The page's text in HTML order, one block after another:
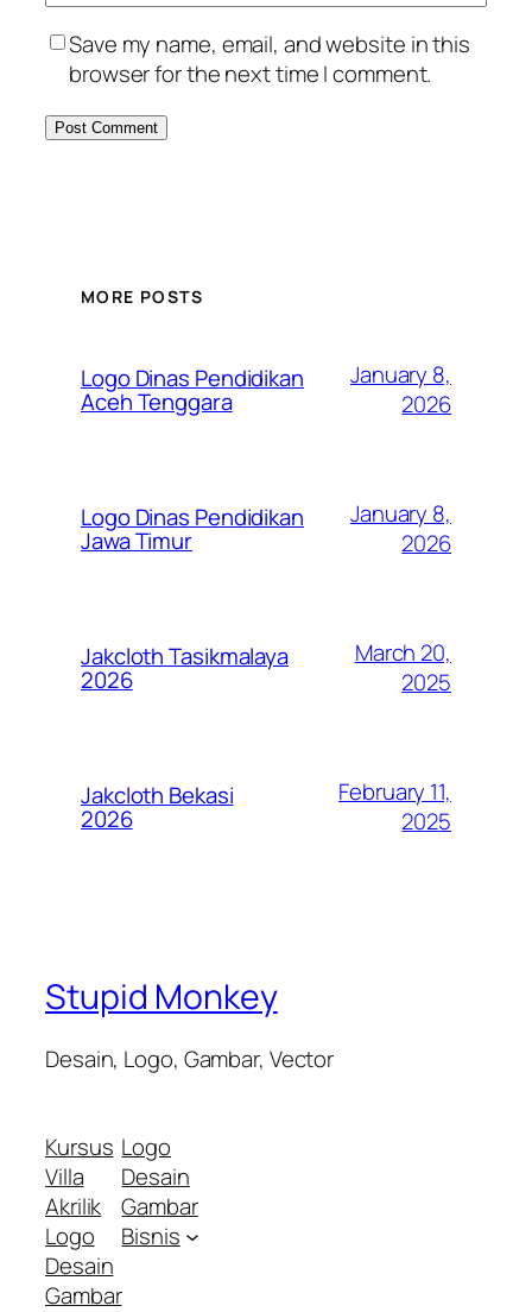
Save my name, email, and website in this
browser for the next time I comment.
MORE POSTS
Logo Dinas Pendidikan
Aceh Tenggara
January 8,
2026
Logo Dinas Pendidikan
Jawa Timur
January 8,
2026
Jakcloth Tasikmalaya
2026
March 20,
2025
Jakcloth Bekasi
2026
February 11,
2025
Stupid Monkey
Desain, Logo, Gambar, Vector
Kursus
Villa
Akrilik
Logo
Desain
Gambar
Logo
Desain
Gambar
Bisnis